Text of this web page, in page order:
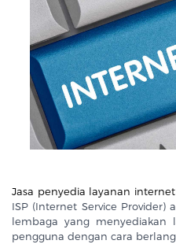
Jasa penyedia layanan
ISP (Internet Service Provider)
lembaga yang menyediakan
pengguna dengan cara